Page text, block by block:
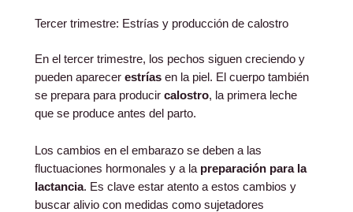
Tercer trimestre: Estrías y producción de calostro
En el tercer trimestre, los pechos siguen creciendo y
pueden aparecer estrías en la piel. El cuerpo también
se prepara para producir calostro, la primera leche
que se produce antes del parto.
Los cambios en el embarazo se deben a las
fluctuaciones hormonales y a la preparación para la
lactancia. Es clave estar atento a estos cambios y
buscar alivio con medidas como sujetadores